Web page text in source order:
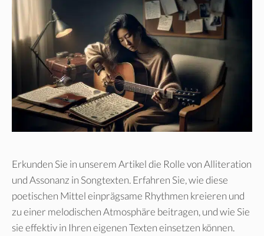
Erkunden Sie in unserem Artikel die Rolle von Alliteration
und Assonanz in Songtexten. Erfahren Sie, wie diese
poetischen Mittel einprägsame Rhythmen kreieren und
zu einer melodischen Atmosphäre beitragen, und wie Sie
sie effektiv in Ihren eigenen Texten einsetzen können.